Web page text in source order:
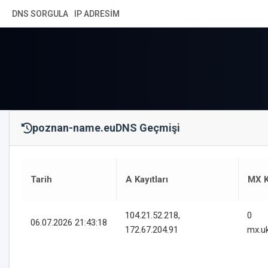
DNS SORGULA IP ADRESIM
poznan-name.euDNS Geçmişi
Tarih A Kayıtları MX
06.07.2026 21:43:18
104.21.52.218,
172.67.204.91
0